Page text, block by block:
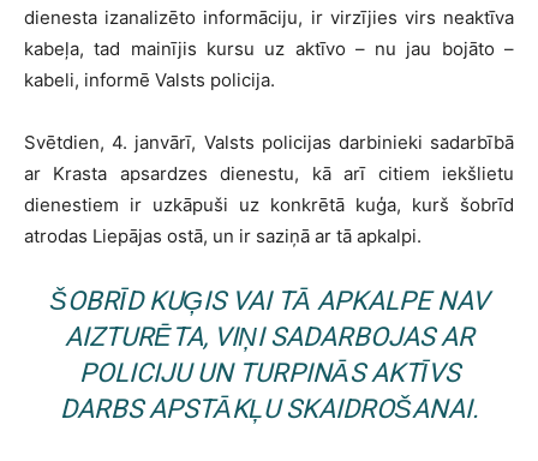
dienesta izanalizēto informāciju, ir virzījies virs neaktīva
kabeļa, tad mainījis kursu uz aktīvo – nu jau bojāto –
kabeli, informē Valsts policija.
Svētdien, 4. janvārī, Valsts policijas darbinieki sadarbībā
ar Krasta apsardzes dienestu, kā arī citiem iekšlietu
dienestiem ir uzkāpuši uz konkrētā kuģa, kurš šobrīd
atrodas Liepājas ostā, un ir saziņā ar tā apkalpi.
ŠOBRĪD KUĢIS VAI TĀ APKALPE NAV
AIZTURĒTA, VIŅI SADARBOJAS AR
POLICIJU UN TURPINĀS AKTĪVS
DARBS APSTĀKĻU SKAIDROŠANAI.